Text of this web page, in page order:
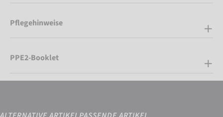
Pflegehinweise
PPE2-Booklet